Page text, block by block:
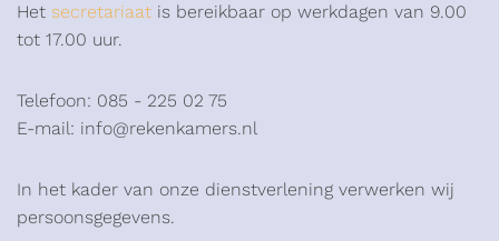
Het secretariaat is bereikbaar op werkdagen van 9.00
tot 17.00 uur.
Telefoon: 085 - 225 02 75
E-mail: info@rekenkamers.nl
In het kader van onze dienstverlening verwerken wij
persoonsgegevens.